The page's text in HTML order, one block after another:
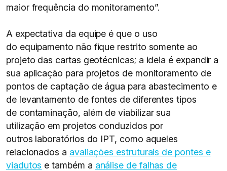
maior frequência do monitoramento”.
A expectativa da equipe é que o uso
do equipamento não fique restrito somente ao
projeto das cartas geotécnicas; a ideia é expandir a
sua aplicação para projetos de monitoramento de
pontos de captação de água para abastecimento e
de levantamento de fontes de diferentes tipos
de contaminação, além de viabilizar sua
utilização em projetos conduzidos por
outros laboratórios do IPT, como aqueles
relacionados a avaliações estruturais de pontes e
viadutos e também a análise de falhas de